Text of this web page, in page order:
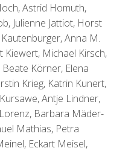
Astrid Homuth,
Julienne Jattiot, Horst
Anna M.
Kiewert, Michael Kirsch,
Körner, Elena
Krieg, Katrin Kunert,
Antje Lindner,
Barbara Mäder-
Mathias, Petra
Eckart Meisel,